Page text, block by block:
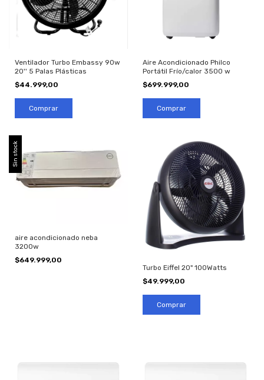
Ventilador Turbo Embassy 90w
20'' 5 Palas Plásticas
$44.999,00
Aire Acondicionado Philco
Portátil Frío/calor 3500 w
$699.999,00
Sin stock
aire acondicionado neba
3200w
$649.999,00
Turbo Eiffel 20" 100Watts
$49.999,00